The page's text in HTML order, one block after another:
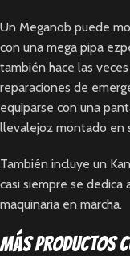
Un Meganob puede
con una mega pipa
también hace las
reparaciones de
equiparse con una
llevalejoz montado en
También incluye un
casi siempre se dedica
maquinaria en marcha.
Más productos